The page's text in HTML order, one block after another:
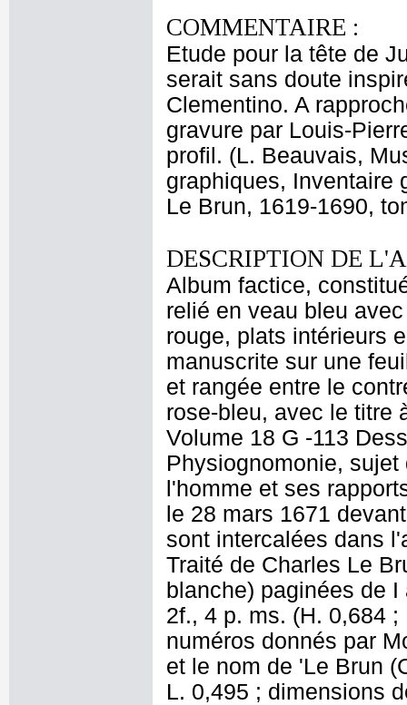
COMMENTAIRE :
Etude pour la tête de
serait sans doute
Clementino. A
gravure par Louis-
profil. (L. Beauvais,
graphiques, Inventaire
Le Brun, 1619-1690,
DESCRIPTION DE
Album factice,
relié en veau bleu
rouge, plats intérieurs
manuscrite sur une
et rangée entre le
rose-bleu, avec le titre
Volume 18 G -113
Physiognomonie,
l'homme et ses
le 28 mars 1671
sont intercalées dans
Traité de Charles Le
blanche) paginées de
2f., 4 p. ms. (H. 0,684
numéros donnés par
et le nom de 'Le Brun
L. 0,495 ; dimensions